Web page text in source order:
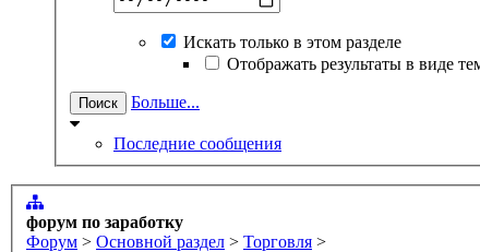
Искать только в этом разделе
Отображать результаты в виде
Больше...
Последние сообщения
форум по заработку
Форум > Основной раздел > Торговля >